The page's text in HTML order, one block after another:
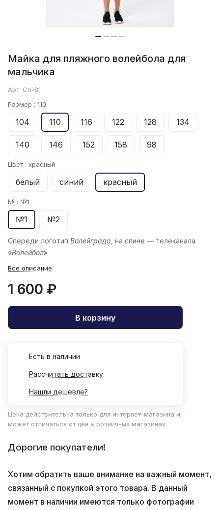
Майка для пляжного волейбола для
мальчика
Арт. Ch-B1
Размер : 110
104 110 116 122 128 134
140 146 152 158 98
Цвет : красный
белый синий красный
№ : №1
№1 №2
Спереди логотип Волейграда, на спине — телеканала
«Волейбол»
Все описание
1 600 ₽
В корзину
Есть в наличии
Рассчитать доставку
Нашли дешевле?
Цена действительна только для интернет-магазина и
может отличаться от цен в розничных магазинах
Дорогие покупатели!
Хотим обратить ваше внимание на важный момент,
связанный с покупкой этого товара. В данный
момент в наличии имеются только фотографии